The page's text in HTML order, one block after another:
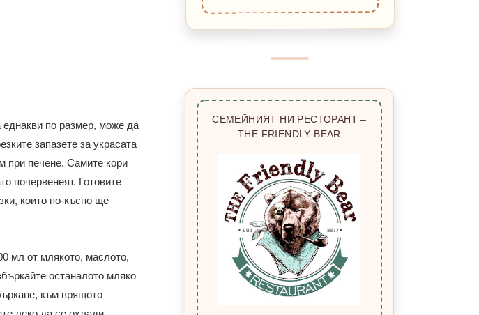
еднакви по размер, може да
запазете за украсата
при печене. Самите кори
почервенеят. Готовите
които по-късно ще
мл от млякото, маслото,
останалото мляко
към врящото
СЕМЕЙНИЯТ НИ РЕСТОРАНТ –
THE FRIENDLY BEAR